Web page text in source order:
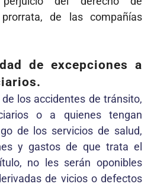
de las compañías
de excepciones a
los accidentes de tránsito,
o a quienes tengan
de los servicios de salud,
y gastos de que trata el
no les serán oponibles
de vicios o defectos